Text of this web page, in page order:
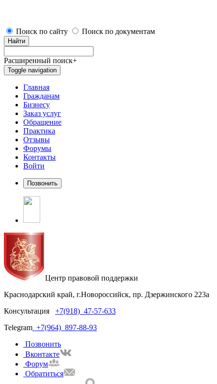
Поиск по сайту Поиск по документам
Найти
Расширенный поиск+
Toggle navigation
Главная
Гражданам
Бизнесу
Заказ услуг
Обращение
Практика
Отзывы
Форумы
Контакты
Войти
Центр правовой поддержки
Краснодарский край, г.Новороссийск, пр. Дзержинского 223а
Консультация +7(918) 47-57-633
Telegram +7(964) 897-88-93
Позвонить
Вконтакте
Форум
Обратиться